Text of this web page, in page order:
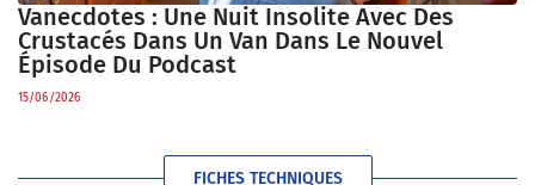
Vanecdotes : Une Nuit Insolite Avec Des
Crustacés Dans Un Van Dans Le Nouvel
Épisode Du Podcast
15/06/2026
FICHES TECHNIQUES